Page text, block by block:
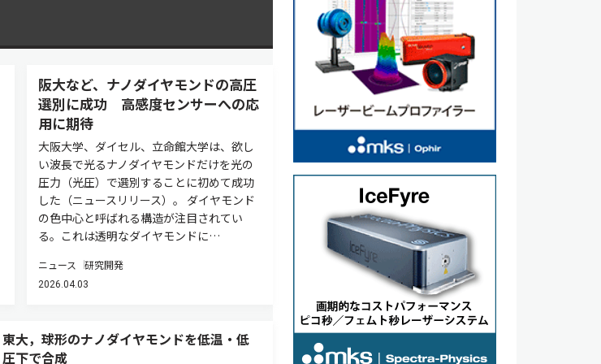
阪大など、ナノダイヤモンドの高圧
選別に成功 高感度センサーへの応
用に期待
大阪大学、ダイセル、立命館大学は、欲し
い波長で光るナノダイヤモンドだけを光の
圧力（光圧）で選別することに初めて成功
した（ニュースリリース）。 ダイヤモンド
の色中心と呼ばれる構造が注目されてい
る。これは透明なダイヤモンドに…
ニュース 研究開発
2026.04.03
東大，球形のナノダイヤモンドを低温・低
圧下で合成